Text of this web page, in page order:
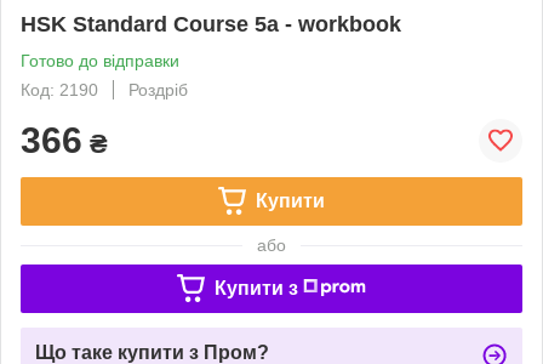
HSK Standard Course 5a - workbook
Готово до відправки
Код: 2190
Роздріб
366 ₴
Купити
або
Купити з
Що таке купити з Пром?